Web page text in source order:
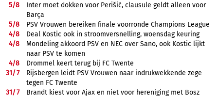
5/8
Inter moet dokken voor Perišić, clausule geldt alleen voor
Barça
5/8
PSV Vrouwen bereiken finale voorronde Champions League
4/8
Deal Kostic ook in stroomversnelling, woensdag keuring
4/8
Mondeling akkoord PSV en NEC over Sano, ook Kostic lijkt
naar PSV te komen
4/8
Drommel keert terug bij FC Twente
31/7
Rijsbergen leidt PSV Vrouwen naar indrukwekkende zege
tegen FC Twente
31/7
Brandt kiest voor Ajax en niet voor hereniging met Bosz